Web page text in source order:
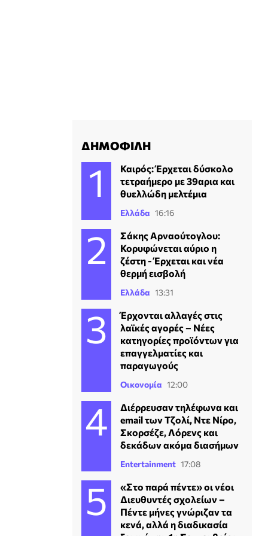
ΔΗΜΟΦΙΛΗ
Καιρός: Έρχεται δύσκολο
τετραήμερο με 39αρια και
θυελλώδη μελτέμια
Ελλάδα 16:16
Σάκης Αρναούτογλου:
Κορυφώνεται αύριο η
ζέστη - Έρχεται και νέα
θερμή εισβολή
Ελλάδα 13:31
Έρχονται αλλαγές στις
λαϊκές αγορές – Νέες
κατηγορίες προϊόντων για
επαγγελματίες και
παραγωγούς
Οικονομία 12:00
Διέρρευσαν τηλέφωνα και
email των Τζολί, Ντε Νίρο,
Σκορσέζε, Λόρενς και
δεκάδων ακόμα διασήμων
Entertainment 17:08
«Στο παρά πέντε» οι νέοι
Διευθυντές σχολείων –
Πέντε μήνες γνώριζαν τα
κενά, αλλά η διαδικασία